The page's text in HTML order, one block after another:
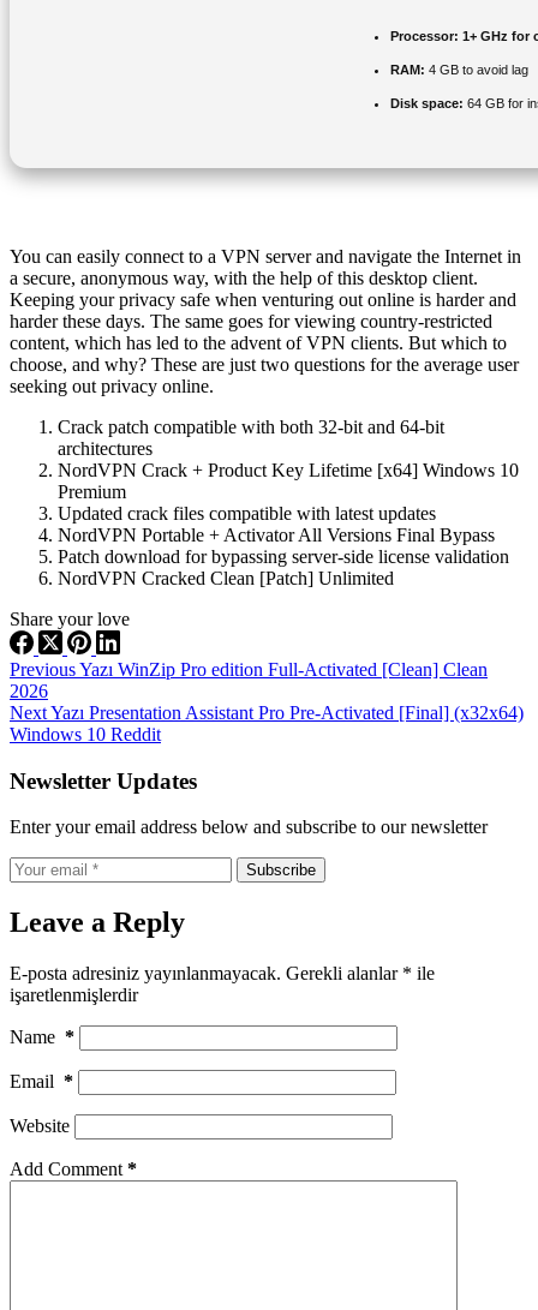
Processor: 1+ GHz for
RAM: 4 GB to avoid lag
Disk space: 64 GB for
You can easily connect to a VPN server and navigate the Internet in
a secure, anonymous way, with the help of this desktop client.
Keeping your privacy safe when venturing out online is harder and
harder these days. The same goes for viewing country-restricted
content, which has led to the advent of VPN clients. But which to
choose, and why? These are just two questions for the average user
seeking out privacy online.
Crack patch compatible with both 32-bit and 64-bit
architectures
NordVPN Crack + Product Key Lifetime [x64] Windows 10
Premium
Updated crack files compatible with latest updates
NordVPN Portable + Activator All Versions Final Bypass
Patch download for bypassing server-side license validation
NordVPN Cracked Clean [Patch] Unlimited
Share your love
PreviousYazı WinZip Pro edition Full-Activated [Clean] Clean
2026
NextYazı Presentation Assistant Pro Pre-Activated [Final] (x32x64)
Windows 10 Reddit
Newsletter Updates
Enter your email address below and subscribe to our newsletter
Subscribe
Leave a Reply
E-posta adresiniz yayınlanmayacak. Gerekli alanlar * ile
işaretlenmişlerdir
Name *
Email *
Website
Add Comment *